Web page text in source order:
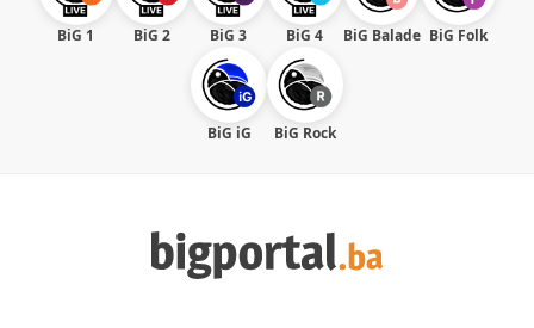
BiG 1 BiG 2 BiG 3 BiG 4 BiG Balade BiG Folk
BiG iG BiG Rock